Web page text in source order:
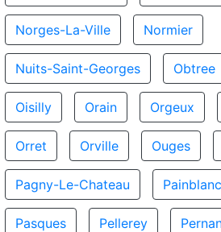
Norges-La-Ville Normier
Nuits-Saint-Georges Obtree
Oisilly Orain Orgeux
Orret Orville Ouges
Pagny-Le-Chateau Painblanc
Pasques Pellerey